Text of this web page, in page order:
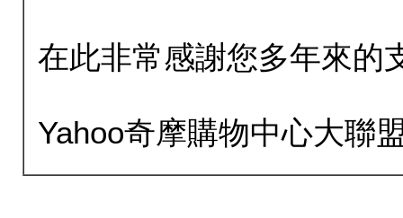
在此非常感謝您多年來的
Yahoo奇摩購物中心大